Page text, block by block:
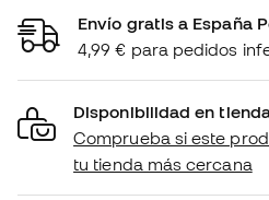
Envío gratis a España
4,99 € para pedidos
Disponibilidad en
Comprueba si este
tu tienda más cercana